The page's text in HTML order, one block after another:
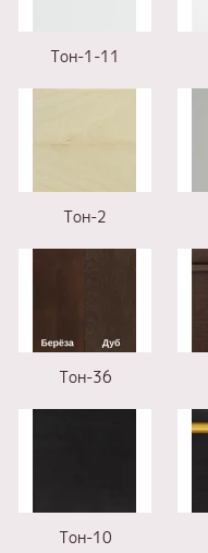
Тон-1-11
Тон-2
Тон-36
Тон-10